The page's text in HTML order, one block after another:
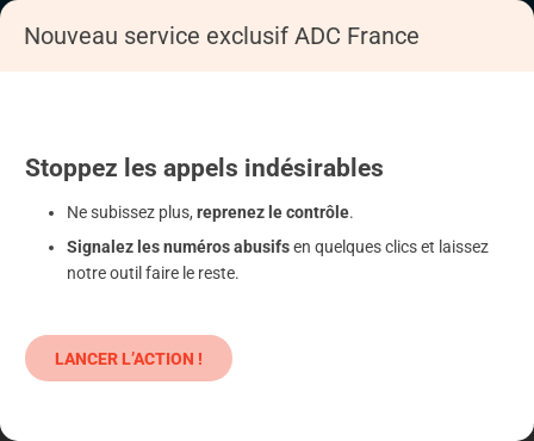
Nouveau service exclusif ADC France
Stoppez les appels indésirables
Ne subissez plus, reprenez le contrôle.
Signalez les numéros abusifsen quelques clics et laissez
notre outil faire le reste.
LANCER L’ACTION !